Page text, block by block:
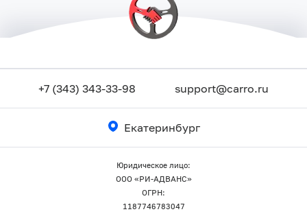
+7 (343) 343-33-98 support@carro.ru
Екатеринбург
Юридическое лицо:
ООО «РИ-АДВАНС»
ОГРН:
1187746783047